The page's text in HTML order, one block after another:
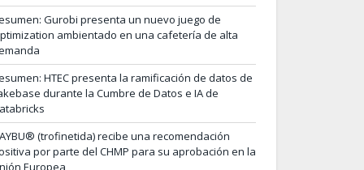
Gurobi presenta un nuevo juego de
ambientado en una cafetería de alta
HTEC presenta la ramificación de datos de
durante la Cumbre de Datos e IA de
(trofinetida) recibe una recomendación
por parte del CHMP para su aprobación en la
Europea